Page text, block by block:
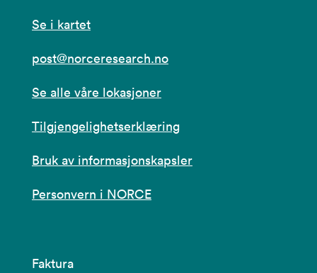
Se i kartet
post@norceresearch.no
Se alle våre lokasjoner
Tilgjengelighetserklæring
Bruk av informasjonskapsler
Personvern i NORCE
Faktura